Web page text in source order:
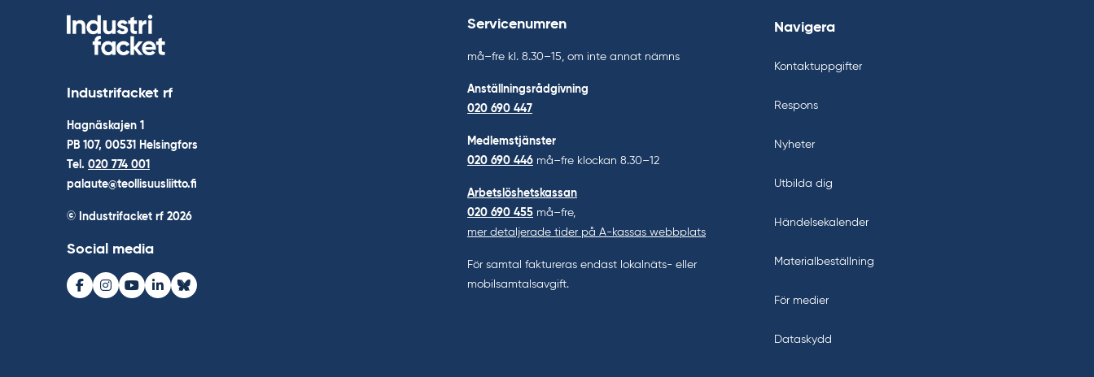
Industrifacket rf
Hagnäskajen 1
PB 107, 00531 Helsingfors
Tel. 020 774 001
palaute@teollisuusliitto.fi
© Industrifacket rf 2026
Social media
Facebook
Instagram
Youtube
LinkedInBluesky
Servicenumren
må–fre kl. 8.30–15, om inte annat nämns
Anställningsrådgivning
020 690 447
Medlemstjänster
020 690 446 må–fre klockan 8.30–12
Arbetslöshetskassan
020 690 455 må–fre,
mer detaljerade tider på A-kassas webbplats
För samtal faktureras endast lokalnäts- eller
mobilsamtalsavgift.
Navigera
Kontaktuppgifter
Respons
Nyheter
Utbilda dig
Händelsekalender
Materialbeställning
För medier
Dataskydd